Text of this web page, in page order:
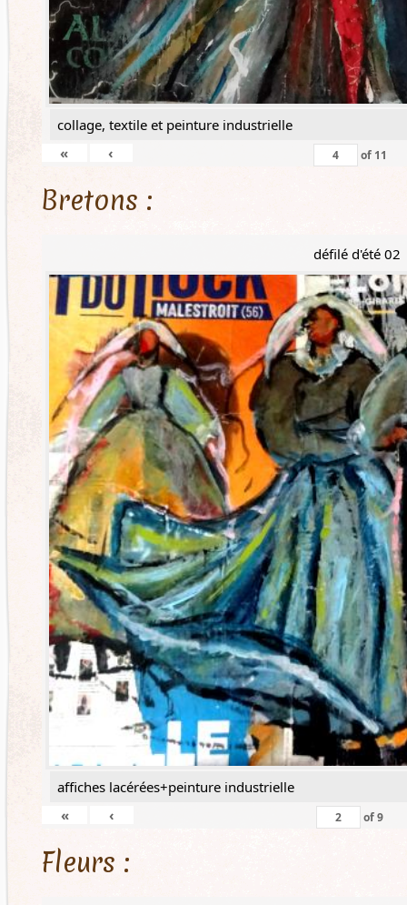
collage, textile et peinture industrielle
«
‹ of 11
Bretons :
défilé d'été 02
affiches lacérées+peinture industrielle
«
‹ of9
Fleurs :